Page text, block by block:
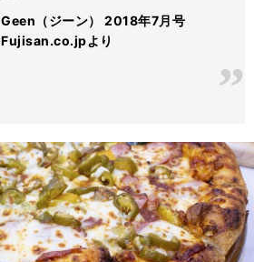
Geen（ジーン） 2018年7月号
Fujisan.co.jpより